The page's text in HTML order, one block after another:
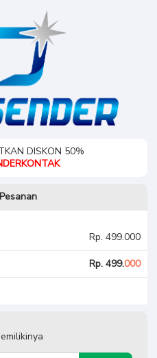
DISKON 50%
Rp. 499.000
Rp. 499.000